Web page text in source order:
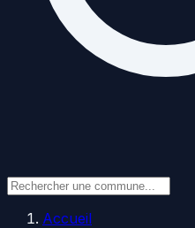
Accueil